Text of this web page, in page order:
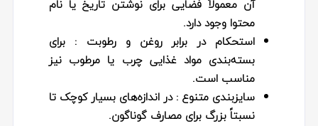
آن معمولاً فضایی برای نوشتن تاریخ یا نام
محتوا وجود دارد.
استحکام در برابر روغن و رطوبت : برای
بسته‌بندی مواد غذایی چرب یا مرطوب نیز
مناسب است.
سایزبندی متنوع : در اندازه‌های بسیار کوچک تا
نسبتاً بزرگ برای مصارف گوناگون.